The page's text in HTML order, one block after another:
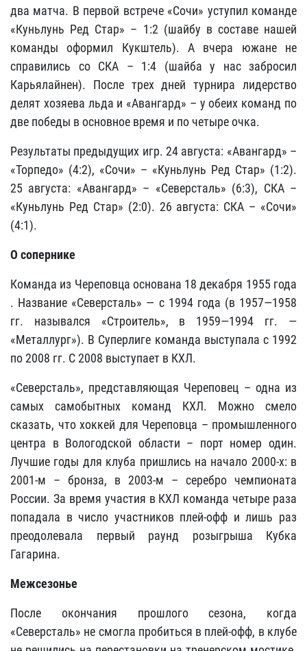
два матча. В первой встрече «Сочи» уступил команде
«Куньлунь Ред Стар» – 1:2 (шайбу в составе нашей
команды оформил Кукштель). А вчера южане не
справились со СКА – 1:4 (шайба у нас забросил
Карьялайнен). После трех дней турнира лидерство
делят хозяева льда и «Авангард» – у обеих команд по
две победы в основное время и по четыре очка.
Результаты предыдущих игр. 24 августа: «Авангард» –
«Торпедо» (4:2), «Сочи» – «Куньлунь Ред Стар» (1:2).
25 августа: «Авангард» – «Северсталь» (6:3), СКА –
«Куньлунь Ред Стар» (2:0). 26 августа: СКА – «Сочи»
(4:1).
О сопернике
Команда из Череповца основана 18 декабря 1955 года
. Название «Северсталь» — с 1994 года (в 1957—1958
гг. назывался «Строитель», в 1959—1994 гг. —
«Металлург»). В Суперлиге команда выступала с 1992
по 2008 гг. С 2008 выступает в КХЛ.
«Северсталь», представляющая Череповец – одна из
самых самобытных команд КХЛ. Можно смело
сказать, что хоккей для Череповца – промышленного
центра в Вологодской области – порт номер один.
Лучшие годы для клуба пришлись на начало 2000-х: в
2001-м – бронза, в 2003-м – серебро чемпионата
России. За время участия в КХЛ команда четыре раза
попадала в число участников плей-офф и лишь раз
преодолевала первый раунд розыгрыша Кубка
Гагарина.
Межсезонье
После окончания прошлого сезона, когда
«Северсталь» не смогла пробиться в плей-офф, в клубе